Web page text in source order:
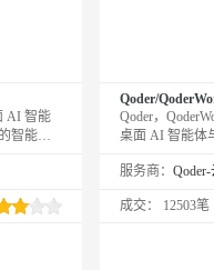
AI 智能
智能体
等使用方
在线，
Qoder/
Qoder，
桌面 AI 智能体
供 Desktop、
的全流程。
服务商：
成交： 12503笔